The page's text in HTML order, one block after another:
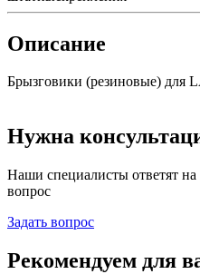
Описание
Брызговики (резиновые) для
Нужна
Наши специалисты ответят
вопрос
Задать вопрос
Рекомендуем для